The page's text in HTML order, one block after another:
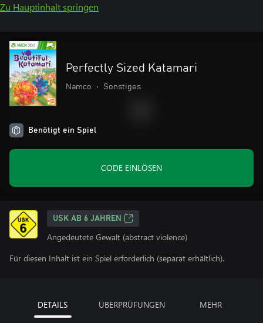
Zu Hauptinhalt springen
Perfectly Sized Katamari
Namco • Sonstiges
Benötigt ein Spiel
CODE EINLÖSEN
USK AB 6 JAHREN
Angedeutete Gewalt (abstract violence)
Für diesen Inhalt ist ein Spiel erforderlich (separat erhältlich).
DETAILS ÜBERPRÜFUNGEN MEHR